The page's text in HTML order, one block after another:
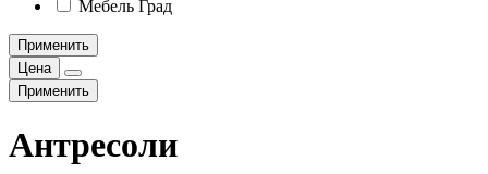
Мебель Град
Применить
Цена
Применить
Антресоли